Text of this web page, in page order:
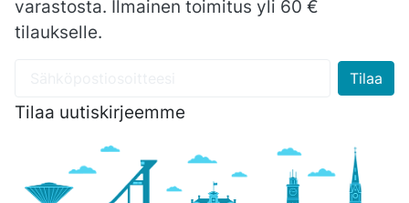
varastosta. Ilmainen toimitus yli 60 €
tilaukselle.
Tilaa uutiskirjeemme